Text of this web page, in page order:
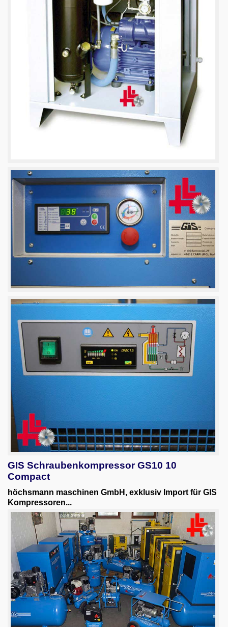
GIS Schraubenkompressor GS10 10
Compact
höchsmann maschinen GmbH, exklusiv Import für GIS
Kompressoren...